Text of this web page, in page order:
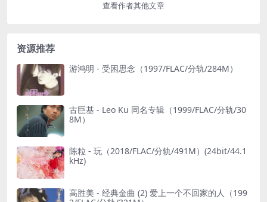
查看作者其他文章
资源推荐
游鸿明 - 受困思念（1997/FLAC/分轨/284M）
古巨基 - Leo Ku 同名专辑（1999/FLAC/分轨/30
8M）
陈粒 - 玩（2018/FLAC/分轨/491M）(24bit/44.1
kHz)
高胜美 - 经典金曲 (2) 爱上一个不回家的人（199